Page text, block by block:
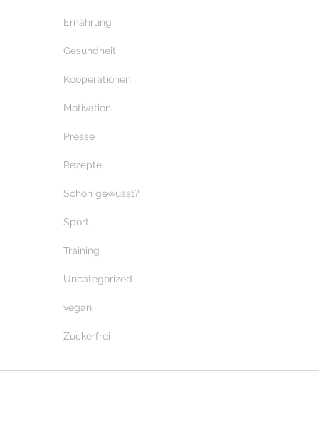
Ernährung
Gesundheit
Kooperationen
Motivation
Presse
Rezepte
Schon gewusst?
Sport
Training
Uncategorized
vegan
Zuckerfrei